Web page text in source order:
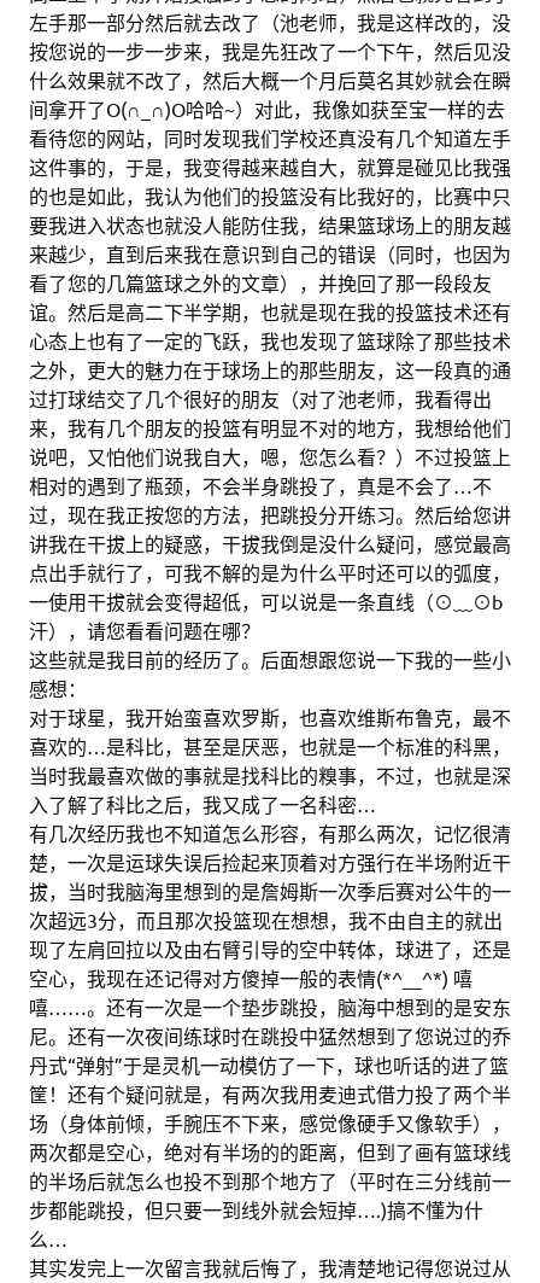
左手那一部分然后就去改了（池老师，我是这样改的，没
按您说的一步一步来，我是先狂改了一个下午，然后见没
什么效果就不改了，然后大概一个月后莫名其妙就会在瞬
间拿开了O(∩_∩)O哈哈~）对此，我像如获至宝一样的去
看待您的网站，同时发现我们学校还真没有几个知道左手
这件事的，于是，我变得越来越自大，就算是碰见比我强
的也是如此，我认为他们的投篮没有比我好的，比赛中只
要我进入状态也就没人能防住我，结果篮球场上的朋友越
来越少，直到后来我在意识到自己的错误（同时，也因为
看了您的几篇篮球之外的文章），并挽回了那一段段友
谊。然后是高二下半学期，也就是现在我的投篮技术还有
心态上也有了一定的飞跃，我也发现了篮球除了那些技术
之外，更大的魅力在于球场上的那些朋友，这一段真的通
过打球结交了几个很好的朋友（对了池老师，我看得出
来，我有几个朋友的投篮有明显不对的地方，我想给他们
说吧，又怕他们说我自大，嗯，您怎么看？）不过投篮上
相对的遇到了瓶颈，不会半身跳投了，真是不会了…不
过，现在我正按您的方法，把跳投分开练习。然后给您讲
讲我在干拔上的疑惑，干拔我倒是没什么疑问，感觉最高
点出手就行了，可我不解的是为什么平时还可以的弧度，
一使用干拔就会变得超低，可以说是一条直线（⊙﹏⊙b
汗），请您看看问题在哪？
这些就是我目前的经历了。后面想跟您说一下我的一些小
感想：
对于球星，我开始蛮喜欢罗斯，也喜欢维斯布鲁克，最不
喜欢的…是科比，甚至是厌恶，也就是一个标准的科黑，
当时我最喜欢做的事就是找科比的糗事，不过，也就是深
入了解了科比之后，我又成了一名科密…
有几次经历我也不知道怎么形容，有那么两次，记忆很清
楚，一次是运球失误后捡起来顶着对方强行在半场附近干
拔，当时我脑海里想到的是詹姆斯一次季后赛对公牛的一
次超远3分，而且那次投篮现在想想，我不由自主的就出
现了左肩回拉以及由右臂引导的空中转体，球进了，还是
空心，我现在还记得对方傻掉一般的表情(*^__^*) 嘻
嘻……。还有一次是一个垫步跳投，脑海中想到的是安东
尼。还有一次夜间练球时在跳投中猛然想到了您说过的乔
丹式“弹射”于是灵机一动模仿了一下，球也听话的进了篮
筐！还有个疑问就是，有两次我用麦迪式借力投了两个半
场（身体前倾，手腕压不下来，感觉像硬手又像软手），
两次都是空心，绝对有半场的的距离，但到了画有篮球线
的半场后就怎么也投不到那个地方了（平时在三分线前一
步都能跳投，但只要一到线外就会短掉….)搞不懂为什
么…
其实发完上一次留言我就后悔了，我清楚地记得您说过从